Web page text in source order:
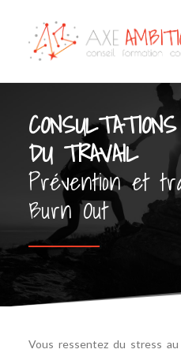
CONSEIL / FORMATION
BILAN DE COMPÉTENCES
OUTPLACEMENT
CONSULTATIONS PSYCHOLOGIE
HANDICAP EMPLOI ENTREPRISE
NOTRE ÉQUIPE
TÉMOIGNAGES
DU TRAVAIL
Prévention et
Burn Out
Vous ressentez du stress